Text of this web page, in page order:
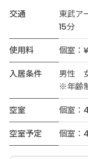
交通
東武ア
15分
使用料
個室：
入居条件
男性
※年齢
空室
個室：4
空室予定
個室：4